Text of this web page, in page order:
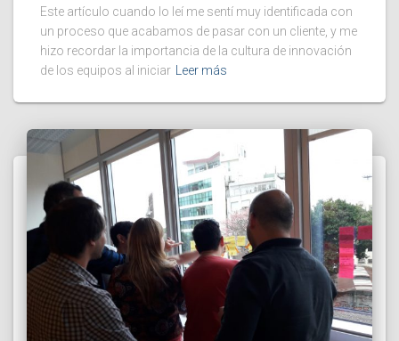
Este artículo cuando lo leí me sentí muy identificada con
un proceso que acabamos de pasar con un cliente, y me
hizo recordar la importancia de la cultura de innovación
de los equipos al iniciar
Leer más